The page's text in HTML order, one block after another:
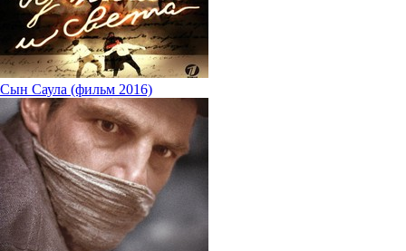
Сын Саула (фильм 2016)